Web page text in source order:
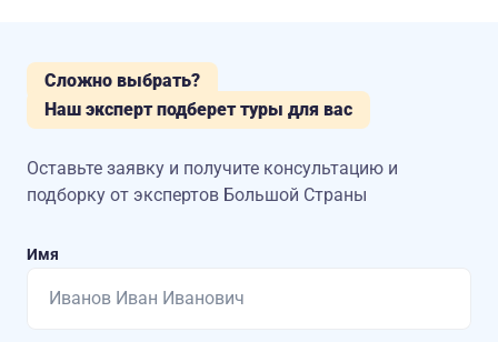
Сложно выбрать?
Наш эксперт подберет туры для вас
Оставьте заявку и получите консультацию и
подборку от экспертов Большой Страны
Имя